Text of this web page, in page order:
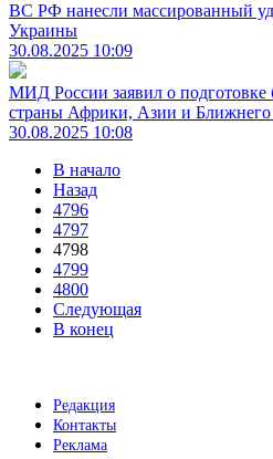
ВС РФ нанесли массированный
Украины
30.08.2025 10:09
МИД России заявил о подготовке
страны Африки, Азии и Ближнего
30.08.2025 10:08
В начало
Назад
4796
4797
4798
4799
4800
Следующая
В конец
Редакция
Контакты
Реклама